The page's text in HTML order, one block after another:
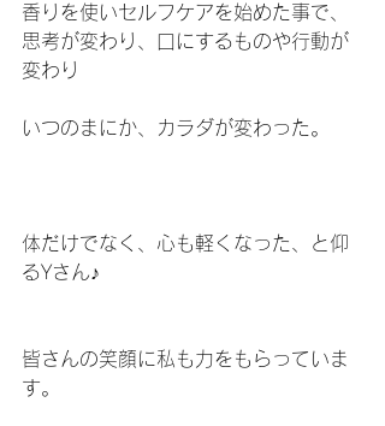
香りを使いセルフケアを始めた事で、
思考が変わり、口にするものや行動が
変わり
いつのまにか、カラダが変わった。
体だけでなく、心も軽くなった、と仰
るYさん♪
皆さんの笑顔に私も力をもらっていま
す。